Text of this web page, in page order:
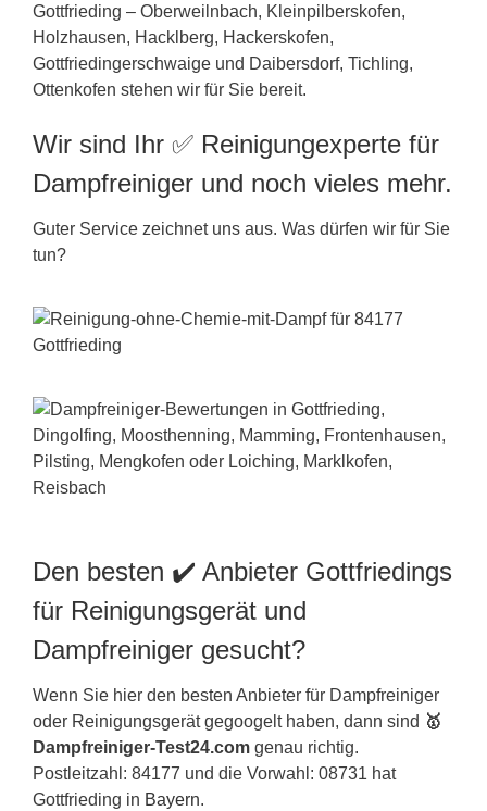
Gottfrieding – Oberweilnbach, Kleinpilberskofen,
Holzhausen, Hacklberg, Hackerskofen,
Gottfriedingerschwaige und Daibersdorf, Tichling,
Ottenkofen stehen wir für Sie bereit.
Wir sind Ihr ✅ Reinigungexperte für
Dampfreiniger und noch vieles mehr.
Guter Service zeichnet uns aus. Was dürfen wir für Sie
tun?
Den besten ✔️ Anbieter Gottfriedings
für Reinigungsgerät und
Dampfreiniger gesucht?
Wenn Sie hier den besten Anbieter für Dampfreiniger
oder Reinigungsgerät gegoogelt haben, dann sind 🥇
Dampfreiniger-Test24.com genau richtig.
Postleitzahl: 84177 und die Vorwahl: 08731 hat
Gottfrieding in Bayern.